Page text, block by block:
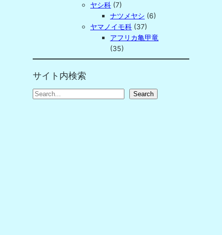
ヤシ科 (7)
ナツメヤシ (6)
ヤマノイモ科 (37)
アフリカ亀甲竜
(35)
サイト内検索
S
Search